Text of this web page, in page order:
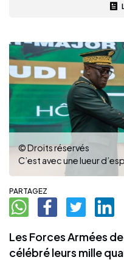
© Droits réservés
PARTAGEZ
Les Forces Armées
célébré leurs mille